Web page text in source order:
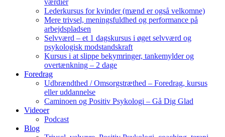
værdier
Lederkursus for kvinder (mænd er også velkomne)
Mere trivsel, meningsfuldhed og performance på
arbejdspladsen
Selvværd – et 1 dagskursus i øget selvværd og
psykologisk modstandskraft
Kursus i at slippe bekymringer, tankemylder og
overtænkning – 2 dage
Foredrag
Udbrændthed / Omsorgstræthed – Foredrag, kursus
eller uddannelse
Caminoen og Positiv Psykologi – Gå Dig Glad
Videoer
Podcast
Blog